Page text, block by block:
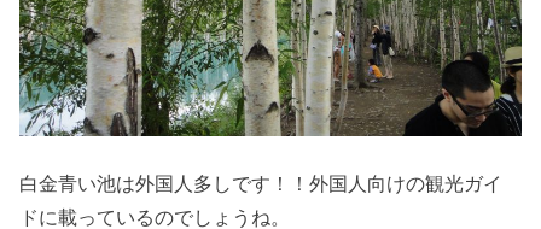
白金青い池は外国人多しです！！外国人向けの観光ガイ
ドに載っているのでしょうね。